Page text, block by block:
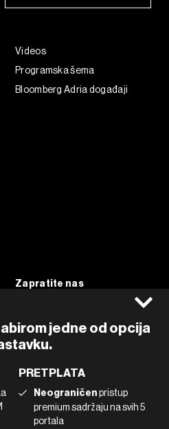
jedne od opcija
PRETPLATA
Neograničenpristup
premium sadržaju na svih 5
portala
Videos
Programska šema
Bloomberg Adria događaji
Zapratite nas
Instagram
Twitter
Tiktok